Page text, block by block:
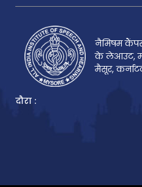
नैमिषम
के लेआउट,
मैसूर,
दौरा :